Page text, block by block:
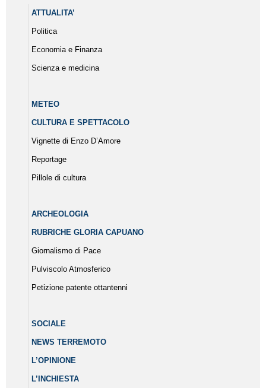
ATTUALITA’
Politica
Economia e Finanza
Scienza e medicina
METEO
CULTURA E SPETTACOLO
Vignette di Enzo D’Amore
Reportage
Pillole di cultura
ARCHEOLOGIA
RUBRICHE GLORIA CAPUANO
Giornalismo di Pace
Pulviscolo Atmosferico
Petizione patente ottantenni
SOCIALE
NEWS TERREMOTO
L’OPINIONE
L’INCHIESTA